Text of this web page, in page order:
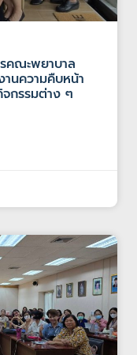
คณะพยาบาล
นความคืบหน้า
กรรมต่าง ๆ